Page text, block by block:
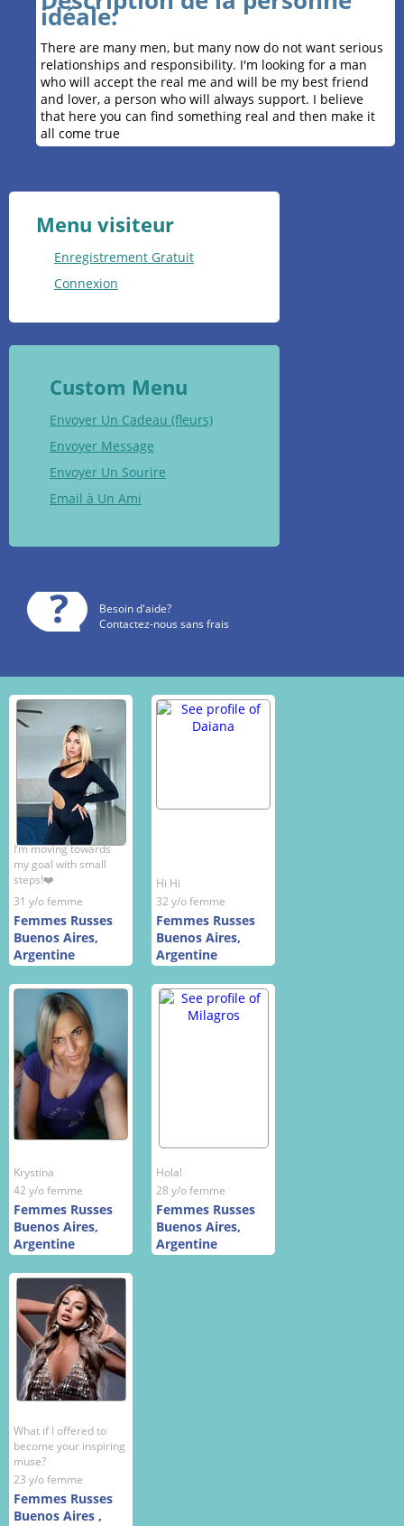
idéale:
There are many men, but many now do not want serious
relationships and responsibility. I'm looking for a man
who will accept the real me and will be my best friend
and lover, a person who will always support. I believe
that here you can find something real and then make it
all come true
Menu visiteur
Enregistrement Gratuit
Connexion
Custom Menu
Envoyer Un Cadeau (fleurs)
Envoyer Message
Envoyer Un Sourire
Email à Un Ami
Besoin d'aide?
Contactez-nous sans frais
I’m moving towards
my goal with small
steps!❤️
31 y/o femme
Femmes Russes
Buenos Aires,
Argentine
Hi Hi
32 y/o femme
Femmes Russes
Buenos Aires,
Argentine
Krystina
42 y/o femme
Femmes Russes
Buenos Aires,
Argentine
Hola!
28 y/o femme
Femmes Russes
Buenos Aires,
Argentine
What if I offered to
become your inspiring
muse?
23 y/o femme
Femmes Russes
Buenos Aires ,